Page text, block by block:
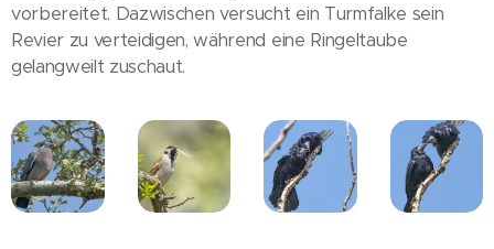
vorbereitet. Dazwischen versucht ein Turmfalke sein
Revier zu verteidigen, während eine Ringeltaube
gelangweilt zuschaut.